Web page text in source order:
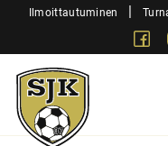
SiirryIlmoittautuminen |
Sjk-
Juniorit